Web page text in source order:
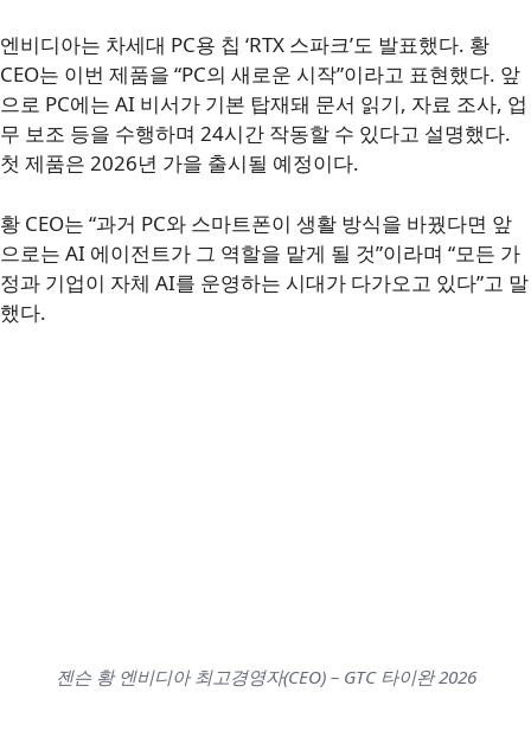
엔비디아는 차세대 PC용 칩 ‘RTX 스파크’도 발표했다. 황
CEO는 이번 제품을 “PC의 새로운 시작”이라고 표현했다. 앞
으로 PC에는 AI 비서가 기본 탑재돼 문서 읽기, 자료 조사, 업
무 보조 등을 수행하며 24시간 작동할 수 있다고 설명했다.
첫 제품은 2026년 가을 출시될 예정이다.
황 CEO는 “과거 PC와 스마트폰이 생활 방식을 바꿨다면 앞
으로는 AI 에이전트가 그 역할을 맡게 될 것”이라며 “모든 가
정과 기업이 자체 AI를 운영하는 시대가 다가오고 있다”고 말
했다.
젠슨 황 엔비디아 최고경영자(CEO) – GTC 타이완 2026